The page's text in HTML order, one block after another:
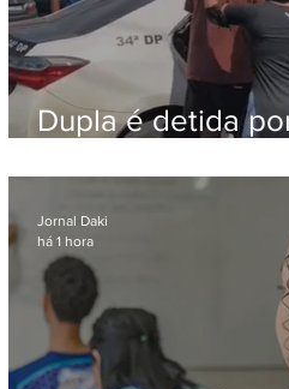
Dupla é detida
animais silvestres
Bangu
Jornal Daki
há 1 hora